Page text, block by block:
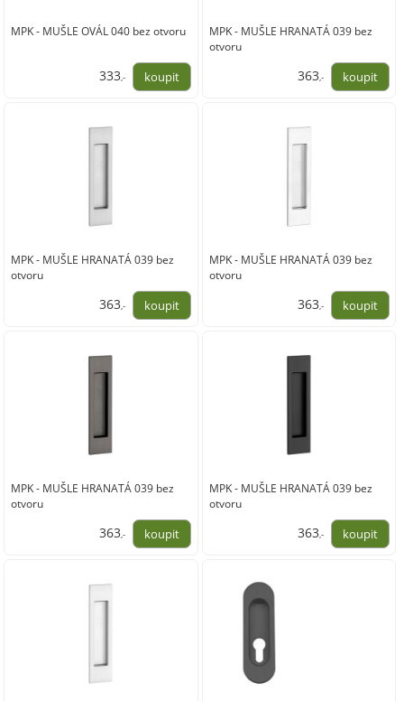
MPK - MUŠLE OVÁL 040 bez otvoru
333,-
MPK - MUŠLE HRANATÁ 039 bez
otvoru
363,-
MPK - MUŠLE HRANATÁ 039 bez
otvoru
363,-
MPK - MUŠLE HRANATÁ 039 bez
otvoru
363,-
MPK - MUŠLE HRANATÁ 039 bez
otvoru
363,-
MPK - MUŠLE HRANATÁ 039 bez
otvoru
363,-